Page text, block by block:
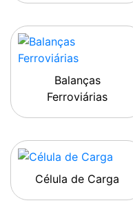
Balanças
Ferroviárias
Célula de Carga